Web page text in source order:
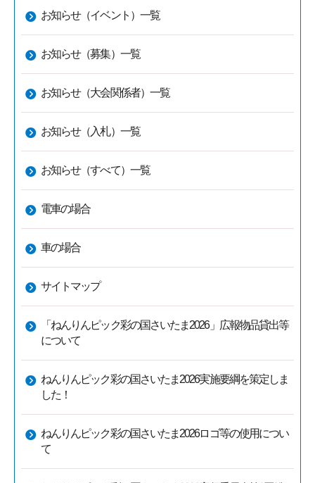
お知らせ（イベント）一覧
お知らせ（募集）一覧
お知らせ（大会関係者）一覧
お知らせ（入札）一覧
お知らせ（すべて）一覧
電車の場合
車の場合
サイトマップ
「ねんりんピック彩の国さいたま2026」広報物品貸出等
について
ねんりんピック彩の国さいたま2026実施要綱を策定しま
した！
ねんりんピック彩の国さいたま2026ロゴ等の使用につい
て